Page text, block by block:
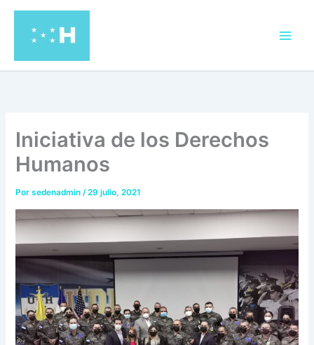
contenido
Iniciativa de los Derechos
Humanos
Porsedenadmin/29 julio, 2021